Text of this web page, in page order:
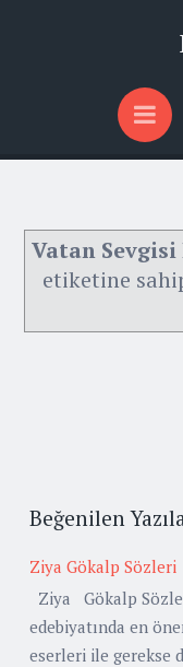
Vatan
etiketine
Beğenilen
Ziya Gökalp Sözleri
Ziya Gökalp
edebiyatında en
eserleri ile gerekse